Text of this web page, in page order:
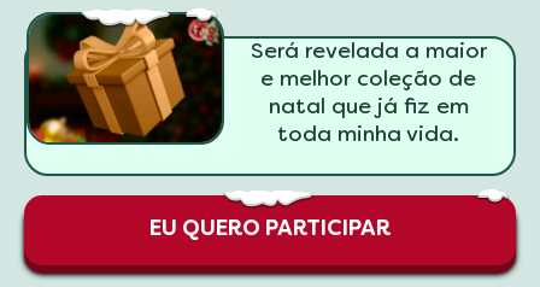
Será revelada a maior
e melhor coleção de
natal que já fiz em
toda minha vida.
EU QUERO PARTICIPAR